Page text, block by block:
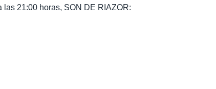
las 21:00 horas, SON DE RIAZOR: